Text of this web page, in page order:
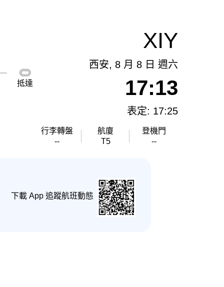
抵達
XIY
西安, 8 月 8 日 週六
17:13
表定: 17:25
行李轉盤
--
航廈
T5
登機門
--
下載 App 追蹤航班動態